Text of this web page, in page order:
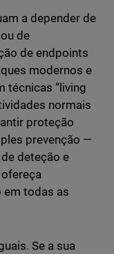
a depender de
de
de endpoints
modernos e
técnicas “living
normais
proteção
prevenção —
deteção e
em todas as
Se a sua